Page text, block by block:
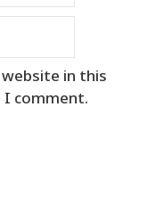
website in this
comment.